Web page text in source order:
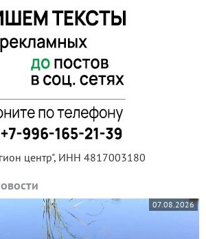
центр", ИНН 4817003180
07.08.2026